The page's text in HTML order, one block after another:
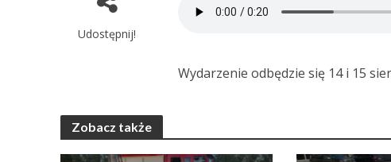
Udostępnij!
Wydarzenie odbędzie się 14 i 15
Zobacz także